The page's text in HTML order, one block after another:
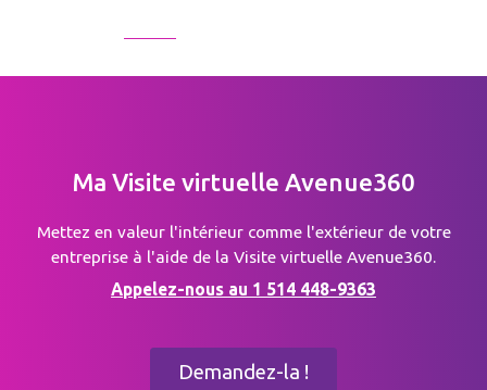
Ma Visite virtuelle Avenue360
Mettez en valeur l'intérieur comme l'extérieur de votre
entreprise à l'aide de la Visite virtuelle Avenue360.
Appelez-nous au 1 514 448-9363
Demandez-la !